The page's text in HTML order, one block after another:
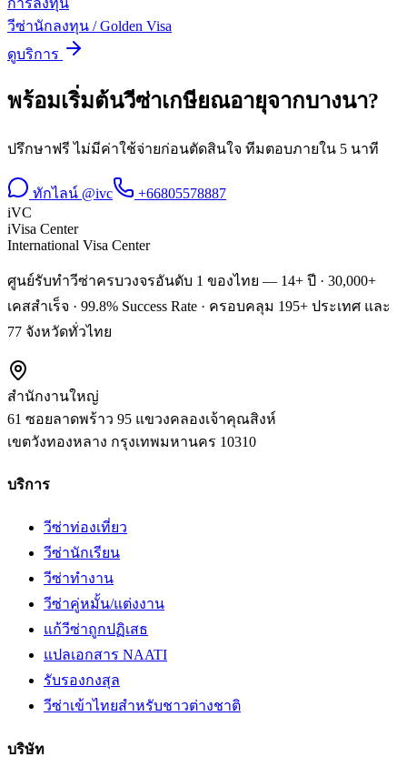
วีซ่านักลงทุน / Golden Visa
ดูบริการ
พร้อมเริ่มต้นวีซ่าเกษียณอายุจากบางนา?
ปรึกษาฟรี ไม่มีค่าใช้จ่ายก่อนตัดสินใจ ทีมตอบภายใน 5 นาที
ทักไลน์ @ivc
+66805578887
iVC
iVisa Center
International Visa Center
ศูนย์รับทำวีซ่าครบวงจรอันดับ 1 ของไทย — 14+ ปี · 30,000+
เคสสำเร็จ · 99.8% Success Rate · ครอบคลุม 195+ ประเทศ และ
77 จังหวัดทั่วไทย
สำนักงานใหญ่
61 ซอยลาดพร้าว 95 แขวงคลองเจ้าคุณสิงห์
เขตวังทองหลาง กรุงเทพมหานคร 10310
บริการ
วีซ่าท่องเที่ยว
วีซ่านักเรียน
วีซ่าทำงาน
วีซ่าคู่หมั้น/แต่งงาน
แก้วีซ่าถูกปฏิเสธ
แปลเอกสาร NAATI
รับรองกงสุล
วีซ่าเข้าไทยสำหรับชาวต่างชาติ
บริษัท